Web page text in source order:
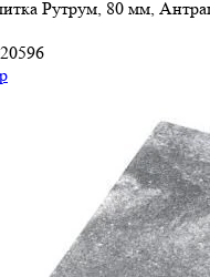
Рутрум, 80 мм,